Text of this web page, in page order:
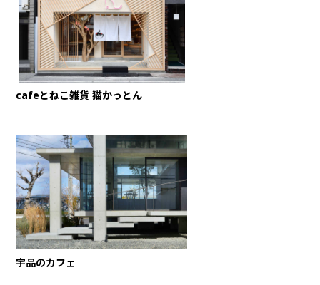
cafeとねこ雑貨 猫かっとん
宇品のカフェ